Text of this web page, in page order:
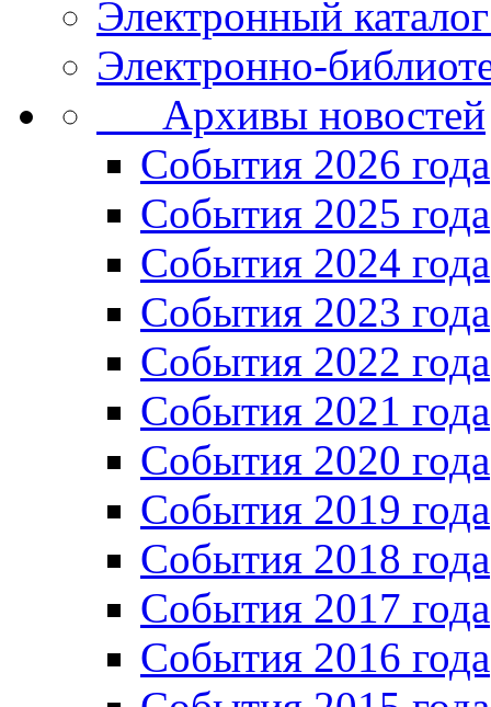
Электронный
Электронно-
Архивы новостей
Cобытия 2026 года
События 2025 года
События 2024 года
События 2023 года
Cобытия 2022 года
Cобытия 2021 года
События 2020 года
События 2019 года
События 2018 года
События 2017 года
События 2016 года